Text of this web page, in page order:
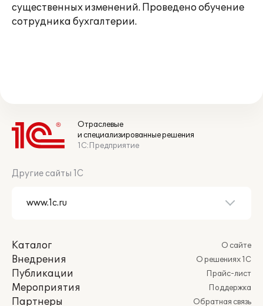
существенных изменений. Проведено обучение
сотрудника бухгалтерии.
Отраслевые
и специализированные решения
1С:Предприятие
Другие сайты 1С
Каталог
Внедрения
Публикации
Мероприятия
Партнеры
О сайте
О решениях 1С
Прайс-лист
Поддержка
Обратная связь